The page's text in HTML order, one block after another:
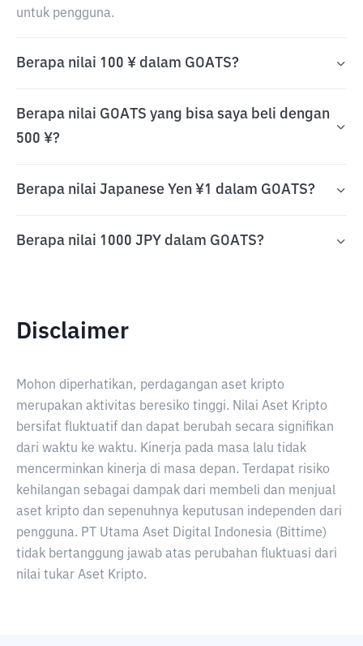
untuk pengguna.
Berapa nilai 100 ¥ dalam GOATS?
Berapa nilai GOATS yang bisa saya beli dengan
500 ¥?
Berapa nilai Japanese Yen ¥1 dalam GOATS?
Berapa nilai 1000 JPY dalam GOATS?
Disclaimer
Mohon diperhatikan, perdagangan aset kripto
merupakan aktivitas beresiko tinggi. Nilai Aset Kripto
bersifat fluktuatif dan dapat berubah secara signifikan
dari waktu ke waktu. Kinerja pada masa lalu tidak
mencerminkan kinerja di masa depan. Terdapat risiko
kehilangan sebagai dampak dari membeli dan menjual
aset kripto dan sepenuhnya keputusan independen dari
pengguna. PT Utama Aset Digital Indonesia (Bittime)
tidak bertanggung jawab atas perubahan fluktuasi dari
nilai tukar Aset Kripto.